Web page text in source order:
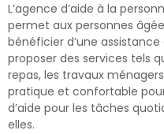
L’agence d’aide à la
permet aux personnes
bénéficier d’une
proposer des services tels
repas, les travaux
pratique et confortable
d’aide pour les tâches
elles.